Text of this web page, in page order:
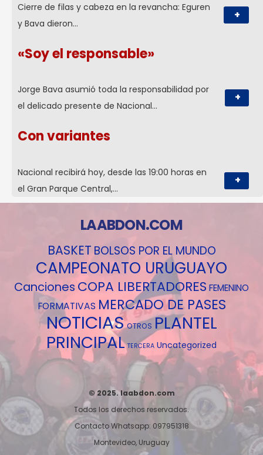
Cierre de filas y cabeza en la revancha: Eguren
y Bava dieron…
+
«Soy el responsable»
Jorge Bava asumió toda la responsabilidad por
el delicado presente de Nacional…
+
Con variantes
Nacional recibirá hoy, desde las 19:00 horas en
el Gran Parque Central,…
+
LAABDON.COM
BASKET BOLSOS POR EL MUNDO
CAMPEONATO URUGUAYO
Canciones COPA LIBERTADORES FEMENINO
FORMATIVAS MERCADO DE PASES
NOTICIAS OTROS PLANTEL
PRINCIPAL TERCERA Uncategorized
© 2025. laabdon.com
Todos los derechos reservados.
Contacto Whatsapp: 097951318
Montevideo, Uruguay